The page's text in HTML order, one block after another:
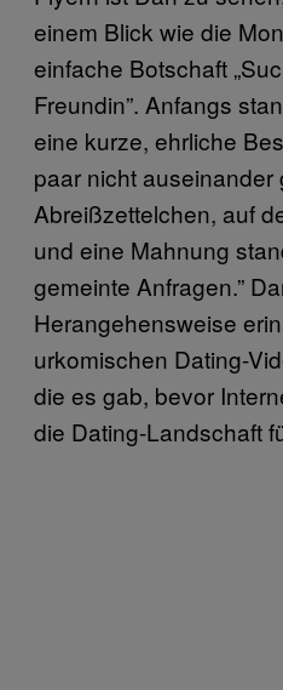
einem Blick wie die
einfache Botschaft
Freundin”. Anfangs
eine kurze, ehrliche
paar nicht auseinander
Abreißzettelchen, auf
und eine Mahnung
gemeinte Anfragen.”
Herangehensweise
urkomischen Dating-
die es gab, bevor
die Dating-Landschaft